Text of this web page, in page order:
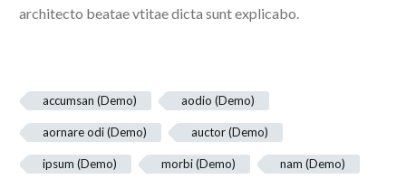
architecto beatae vtitae dicta sunt explicabo.
accumsan (Demo) aodio (Demo)
aornare odi (Demo) auctor (Demo)
ipsum (Demo) morbi (Demo) nam (Demo)